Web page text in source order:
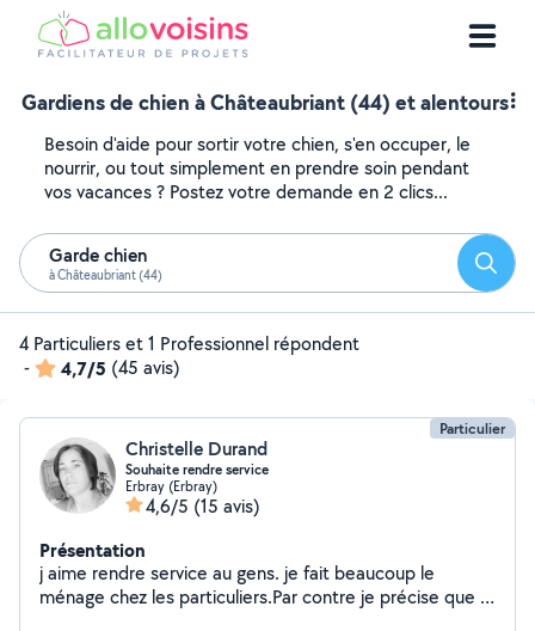
Gardiens de chien à Châteaubriant (44) et alentours
Besoin d'aide pour sortir votre chien, s'en occuper, le
nourrir, ou tout simplement en prendre soin pendant
vos vacances ? Postez votre demande en 2 clics...
Garde chien
à Châteaubriant (44)
4 Particuliers et 1 Professionnel répondent
-
4,7/5 (45 avis)
Particulier
Christelle Durand
Souhaite rendre service
Erbray (Erbray)
4,6/5 (15 avis)
Présentation
j aime rendre service au gens. je fait beaucoup le
ménage chez les particuliers.Par contre je précise que je